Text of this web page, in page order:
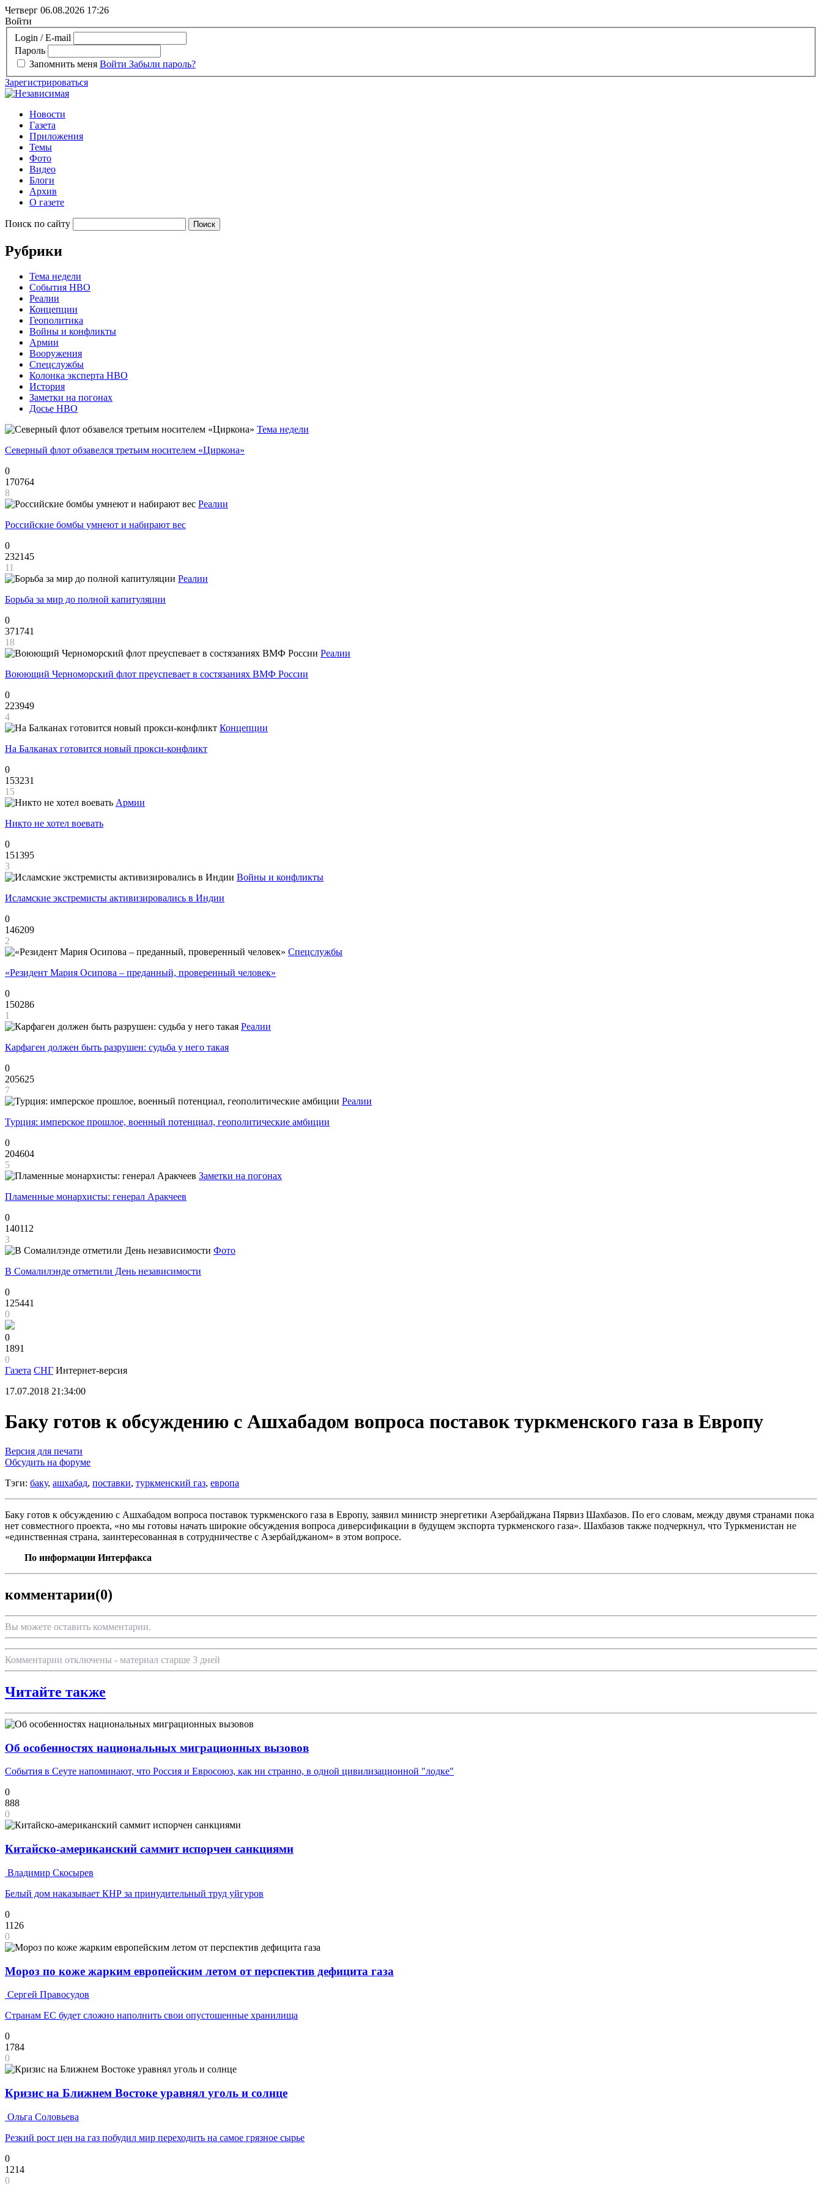
Четверг 06.08.2026 17:26
Войти
Login / E-mail
Пароль
Запомнить меня Войти Забыли пароль?
Зарегистрироваться
Новости
Газета
Приложения
Темы
Фото
Видео
Блоги
Архив
О газете
Поиск по сайту
Рубрики
Тема недели
События НВО
Реалии
Концепции
Геополитика
Войны и конфликты
Армии
Вооружения
Спецслужбы
Колонка эксперта НВО
История
Заметки на погонах
Досье НВО
Тема недели
Северный флот обзавелся третьим носителем «Циркона»
0
170764
8
Реалии
Российские бомбы умнеют и набирают вес
0
232145
11
Реалии
Борьба за мир до полной капитуляции
0
371741
18
Реалии
Воюющий Черноморский флот преуспевает в состязаниях ВМФ России
0
223949
4
Концепции
На Балканах готовится новый прокси-конфликт
0
153231
15
Армии
Никто не хотел воевать
0
151395
3
Войны и конфликты
Исламские экстремисты активизировались в Индии
0
146209
2
Спецслужбы
«Резидент Мария Осипова – преданный, проверенный человек»
0
150286
1
Реалии
Карфаген должен быть разрушен: судьба у него такая
0
205625
7
Реалии
Турция: имперское прошлое, военный потенциал, геополитические амбиции
0
204604
5
Заметки на погонах
Пламенные монархисты: генерал Аракчеев
0
140112
3
Фото
В Сомалилэнде отметили День независимости
0
125441
0
0
1891
0
Газета СНГ Интернет-версия
17.07.2018 21:34:00
Баку готов к обсуждению с Ашхабадом вопроса поставок туркменского газа в Европу
Версия для печати
Обсудить на форуме
Тэги: баку, ашхабад, поставки, туркменский газ, европа
Баку готов к обсуждению с Ашхабадом вопроса поставок туркменского газа в Европу, заявил министр энергетики Азербайджана Пярвиз Шахбазов. По его словам, между двумя странами пока
нет совместного проекта, «но мы готовы начать широкие обсуждения вопроса диверсификации в будущем экспорта туркменского газа». Шахбазов также подчеркнул, что Туркменистан не
«единственная страна, заинтересованная в сотрудничестве с Азербайджаном» в этом вопросе.
По информации Интерфакса
комментарии(0)
Вы можете оставить комментарии.
Комментарии отключены - материал старше 3 дней
Читайте также
Об особенностях национальных миграционных вызовов
События в Сеуте напоминают, что Россия и Евросоюз, как ни странно, в одной цивилизационной "лодке"
0
888
0
Китайско-американский саммит испорчен санкциями
Владимир Скосырев
Белый дом наказывает КНР за принудительный труд уйгуров
0
1126
0
Мороз по коже жарким европейским летом от перспектив дефицита газа
Сергей Правосудов
Странам ЕС будет сложно наполнить свои опустошенные хранилища
0
1784
0
Кризис на Ближнем Востоке уравнял уголь и солнце
Ольга Соловьева
Резкий рост цен на газ побудил мир переходить на самое грязное сырье
0
1214
0